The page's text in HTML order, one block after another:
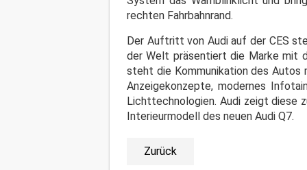
rechten Fahrbahnrand.
Der Auftritt von Audi auf der CES
der Welt präsentiert die Marke mit
steht die Kommunikation des Autos
Anzeigekonzepte, modernes
Lichttechnologien. Audi zeigt diese
Interieurmodell des neuen Audi Q7.
Zurück